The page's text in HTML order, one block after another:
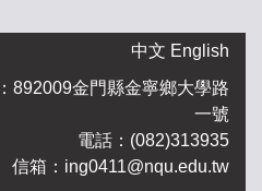
中文 English
892009金門縣金寧鄉大學路
一號
電話：(082)313935
信箱：ing0411@nqu.edu.tw